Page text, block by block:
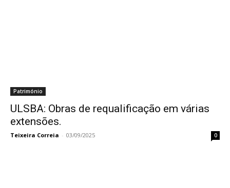
Património
ULSBA: Obras de requalificação em várias
extensões.
Teixeira Correia - 03/09/2025 0